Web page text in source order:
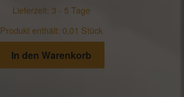
Lieferzeit: 3 - 5 Tage
Produkt enthält: 0,01 Stück
In den Warenkorb